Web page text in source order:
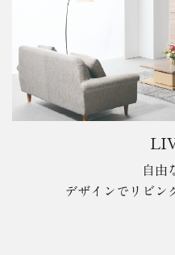
自由
デザインでリビン